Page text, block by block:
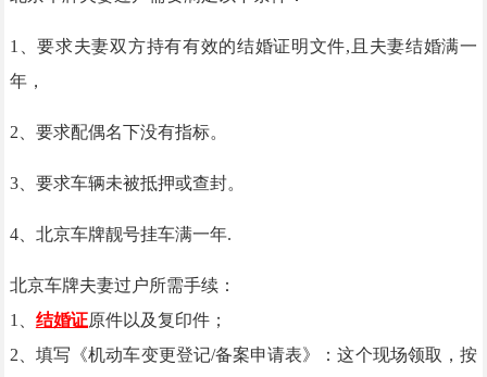
1 、要求夫妻双方持有有效的结婚证明文件,且夫妻结婚满一
年，
2 要求配偶名下没有指标。
3、 要求车辆未被抵押或查封。
4、 北京车牌靓号挂车满一年.
北京车牌夫妻过户所需手续：
1、 结婚证原件以及复印件；
2、填写《机动车变更登记/备案申请表》：这个现场领取，按